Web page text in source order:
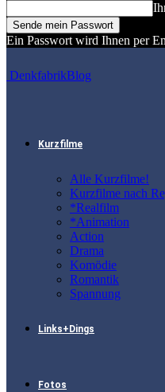
Ein Passwort wird Ihnen per
DenkfabrikBlog
Kurzfilme
Alle Kurzfilme!
Kurzfilme nach
*Realfilm
*Animation
Action
Drama
Komödie
Romantik
Spannung
Links+Dings
Fotos